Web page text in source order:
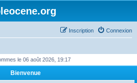
Connexion
Inscription
le 06 août 2026, 19:17
Bienvenue